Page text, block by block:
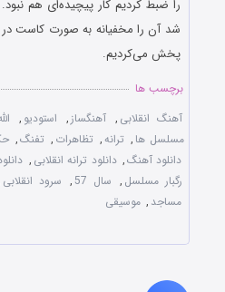
را ضبط کردیم کار پیچیده‌ای هم
شد آن را مخفیانه به صورت کاست
پخش می‌کردیم.
برچسب ها
آهنگ انقلابی , آهنگساز , استودیو ,
مسلسل ها , ترانه, تظاهرات , تفنگ,
دانلود آهنگ, دانلود ترانه انقلابی ,
رگبار مسلسل , سال 57 , سرود انقلابی
مساجد , موسیقی